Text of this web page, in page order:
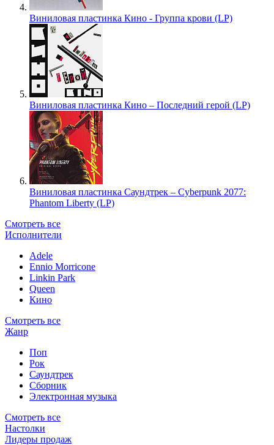
Виниловая пластинка Кино - Группа крови (LP)
Виниловая пластинка Кино – Последний герой (LP)
Виниловая пластинка Саундтрек – Cyberpunk 2077:
Phantom Liberty (LP)
Смотреть все
Исполнители
Adele
Ennio Morricone
Linkin Park
Queen
Кино
Смотреть все
Жанр
Поп
Рок
Саундтрек
Сборник
Электронная музыка
Смотреть все
Настолки
Лидеры продаж